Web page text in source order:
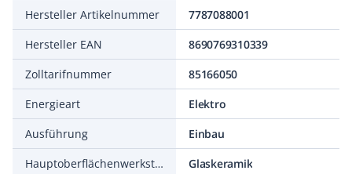
Hersteller Artikelnummer
7787088001
Hersteller EAN
8690769310339
Zolltarifnummer
85166050
Energieart
Elektro
Ausführung
Einbau
Hauptoberflächenwerkstoff
Glaskeramik